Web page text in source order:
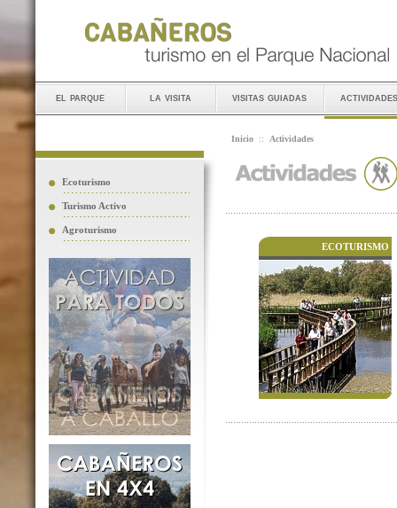
el parque la visita visitas guiadas actividades
Ecoturismo
Turismo Activo
Agroturismo
Inicio :: Actividades
ECOTURISMO